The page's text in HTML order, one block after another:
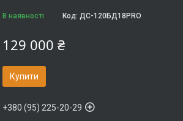
В наявності Код: ДС-120БД18PRO
129 000 ₴
Купити
+380 (95) 225-20-29